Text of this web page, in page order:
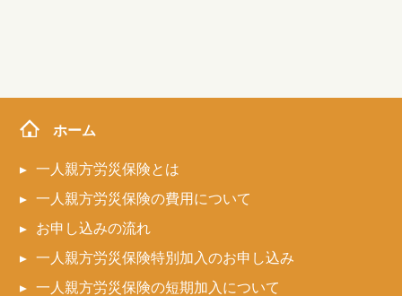
ホーム
一人親方労災保険とは
一人親方労災保険の費用について
お申し込みの流れ
一人親方労災保険特別加入のお申し込み
一人親方労災保険の短期加入について